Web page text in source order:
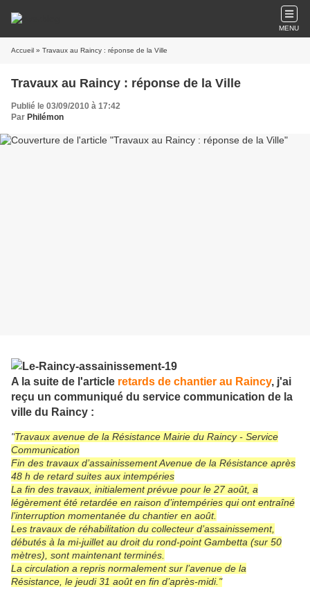
MENU
Accueil » Travaux au Raincy : réponse de la Ville
Travaux au Raincy : réponse de la Ville
Publié le 03/09/2010 à 17:42
Par Philémon
A la suite de l'article retards de chantier au Raincy, j'ai
reçu un communiqué du service communication de la
ville du Raincy :
"Travaux avenue de la Résistance Mairie du Raincy - Service
Communication
Fin des travaux d’assainissement Avenue de la Résistance après
48 h de retard suites aux intempéries
La fin des travaux, initialement prévue pour le 27 août, a
légèrement été retardée en raison d’intempéries qui ont entraîné
l’interruption momentanée du chantier en août.
Les travaux de réhabilitation du collecteur d’assainissement,
débutés à la mi-juillet au droit du rond-point Gambetta (sur 50
mètres), sont maintenant terminés.
La circulation a repris normalement sur l’avenue de la
Résistance, le jeudi 31 août en fin d’après-midi."